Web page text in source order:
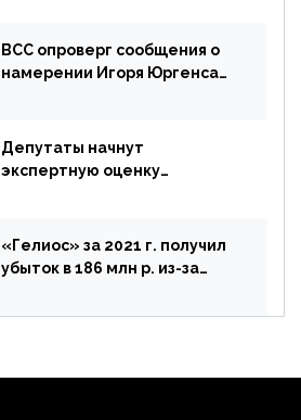
ВСС опроверг сообщения о
намерении Игоря Юргенса
Депутаты начнут
экспертную оценку
«Гелиос» за 2021 г. получил
убыток в 186 млн р. из-за
реализации недвижимости